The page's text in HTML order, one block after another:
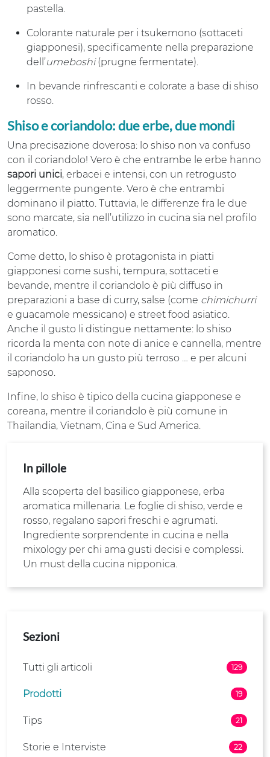
pastella.
Colorante naturale per i tsukemono (sottaceti
giapponesi), specificamente nella preparazione
dell’umeboshi(prugne fermentate).
In bevande rinfrescanti e colorate a base di shiso
rosso.
Shiso e coriandolo: due erbe, due mondi
Una precisazione doverosa: lo shiso non va confuso
con il coriandolo! Vero è che entrambe le erbe hanno
sapori unici, erbacei e intensi, con un retrogusto
leggermente pungente. Vero è che entrambi
dominano il piatto. Tuttavia, le differenze fra le due
sono marcate, sia nell’utilizzo in cucina sia nel profilo
aromatico.
Come detto, lo shiso è protagonista in piatti
giapponesi come sushi, tempura, sottaceti e
bevande, mentre il coriandolo è più diffuso in
preparazioni a base di curry, salse (come chimichurri
e guacamole messicano) e street food asiatico.
Anche il gusto li distingue nettamente: lo shiso
ricorda la menta con note di anice e cannella, mentre
il coriandolo ha un gusto più terroso … e per alcuni
saponoso.
Infine, lo shiso è tipico della cucina giapponese e
coreana, mentre il coriandolo è più comune in
Thailandia, Vietnam, Cina e Sud America.
In pillole
Alla scoperta del basilico giapponese, erba
aromatica millenaria. Le foglie di shiso, verde e
rosso, regalano sapori freschi e agrumati.
Ingrediente sorprendente in cucina e nella
mixology per chi ama gusti decisi e complessi.
Un must della cucina nipponica.
Sezioni
Tutti gli articoli 129
Prodotti 19
Tips 21
Storie e Interviste 22